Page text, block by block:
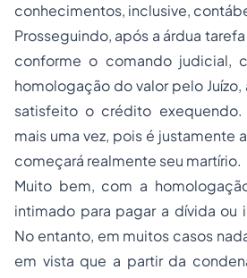
conhecimentos, inclusive,
Prosseguindo, após a árdua
conforme o comando judicial,
homologação do valor pelo
satisfeito o crédito exequendo.
mais uma vez, pois é justamente
começará realmente seu martírio.
Muito bem, com a
intimado para pagar a dívida ou
No entanto, em muitos casos
em vista que a partir da